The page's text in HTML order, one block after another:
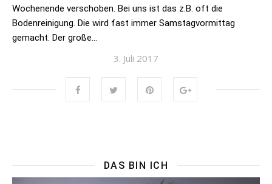
Wochenende verschoben. Bei uns ist das z.B. oft die
Bodenreinigung. Die wird fast immer Samstagvormittag
gemacht. Der große…
3. Juli 2017
DAS BIN ICH